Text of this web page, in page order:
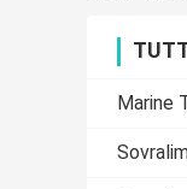
Marine